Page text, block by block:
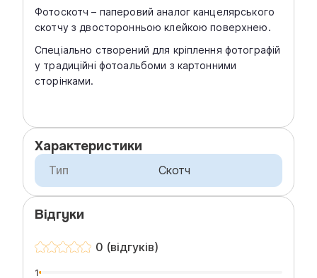
Фотоскотч – паперовий аналог канцелярського
скотчу з двосторонньою клейкою поверхнею.
Спеціально створений для кріплення фотографій
у традиційні фотоальбоми з картонними
сторінками.
Характеристики
Тип Скотч
Відгуки
0 (відгуків)
1